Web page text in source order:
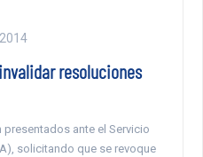
resoluciones
ante el Servicio
solicitando que se revoque